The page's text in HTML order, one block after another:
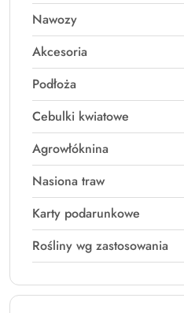
Nawozy
Akcesoria
Podłoża
Cebulki kwiatowe
Agrowłóknina
Nasiona traw
Karty podarunkowe
Rośliny wg zastosowania